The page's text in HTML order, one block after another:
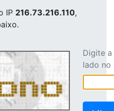
IP 216.73.216.110,
Digite
lado no